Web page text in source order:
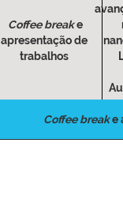
Coffee breake
apresentação de
trabalhos
Coffee breake